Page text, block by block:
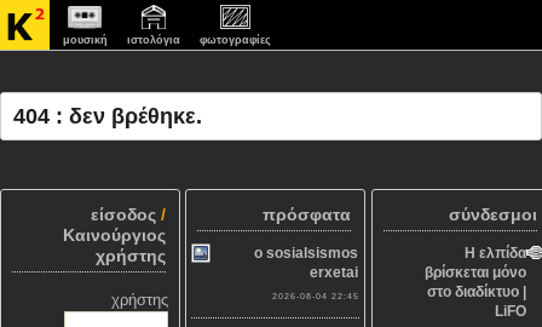
μουσική ιστολόγια φωτογραφίες
404 : δεν βρέθηκε.
είσοδος/
Καινούργιος
χρήστης
χρήστης
πρόσφατα
o sosialsismos
erxetai
2026-08-04 22:45
σύνδεσμοι
Η ελπίδα
βρίσκεται μόνο
στο διαδίκτυο |
LiFO